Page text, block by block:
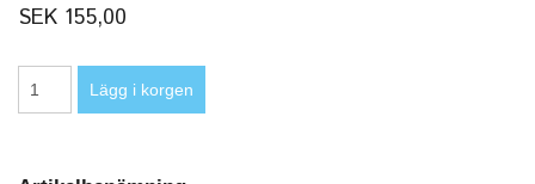
SEK 155,00